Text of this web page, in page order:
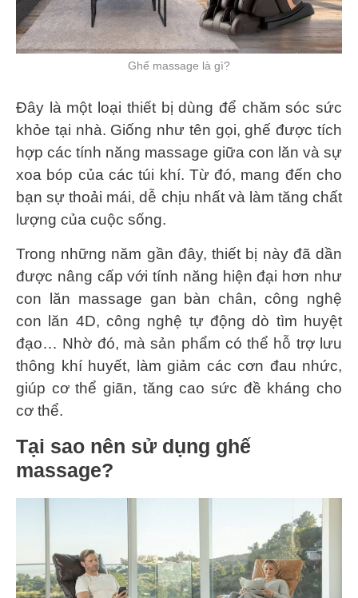
Ghế massage là gì?
Đây là một loại thiết bị dùng để chăm sóc sức
khỏe tại nhà. Giống như tên gọi, ghế được tích
hợp các tính năng massage giữa con lăn và sự
xoa bóp của các túi khí. Từ đó, mang đến cho
bạn sự thoải mái, dễ chịu nhất và làm tăng chất
lượng của cuộc sống.
Trong những năm gần đây, thiết bị này đã dần
được nâng cấp với tính năng hiện đại hơn như
con lăn massage gan bàn chân, công nghệ
con lăn 4D, công nghệ tự động dò tìm huyệt
đạo… Nhờ đó, mà sản phẩm có thể hỗ trợ lưu
thông khí huyết, làm giảm các cơn đau nhức,
giúp cơ thể giãn, tăng cao sức đề kháng cho
cơ thể.
Tại sao nên sử dụng ghế
massage?